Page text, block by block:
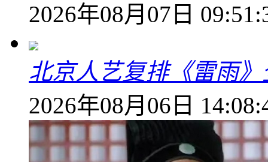
2026年08月07日
北京人艺复排《雷雨》
2026年08月06日